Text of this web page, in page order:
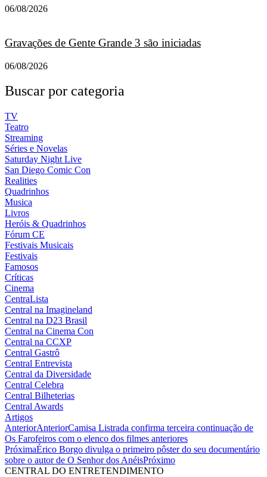
06/08/2026
Gravações de Gente Grande 3 são iniciadas
06/08/2026
Buscar por categoria
TV
Teatro
Streaming
Séries e Novelas
Saturday Night Live
San Diego Comic Con
Realities
Quadrinhos
Musica
Livros
Heróis & Quadrinhos
Fórum CE
Festivais Musicais
Festivais
Famosos
Críticas
Cinema
CentraLista
Central na Imagineland
Central na D23 Brasil
Central na Cinema Con
Central na CCXP
Central Gastrô
Central Entrevista
Central da Diversidade
Central Celebra
Central Bilheterias
Central Awards
Artigos
AnteriorAnteriorCamisa Listrada confirma terceira continuação de
Os Farofeiros com o elenco dos filmes anteriores
PróximaÉrico Borgo divulga o primeiro pôster do seu documentário
sobre o autor de O Senhor dos AnéisPróximo
CENTRAL DO ENTRETENDIMENTO